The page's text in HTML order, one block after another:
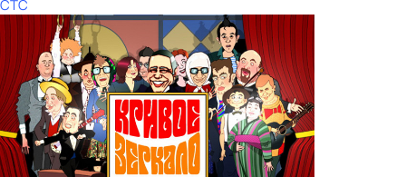
СТС